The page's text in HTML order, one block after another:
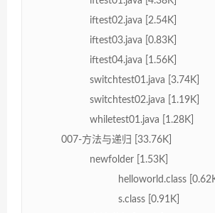
iftest02.java [2.54K]
iftest03.java [0.83K]
iftest04.java [1.56K]
switchtest01.java [3.74K]
switchtest02.java [1.19K]
whiletest01.java [1.28K]
007-方法与递归 [33.76K]
newfolder [1.53K]
helloworld.class
s.class [0.91K]